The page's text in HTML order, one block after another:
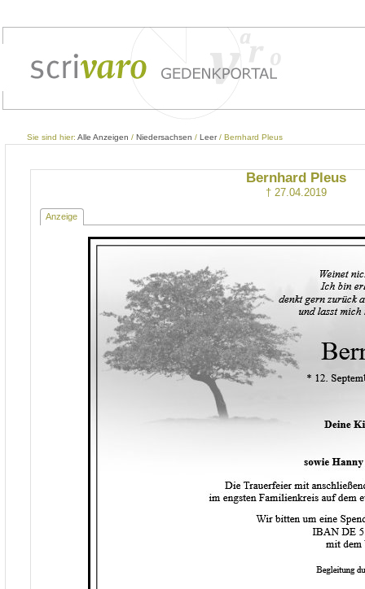
Sie sind hier: Alle Anzeigen / Niedersachsen / Leer/ Bernhard Pleus
Bernhard Pleus
† 27.04.2019
Anzeige